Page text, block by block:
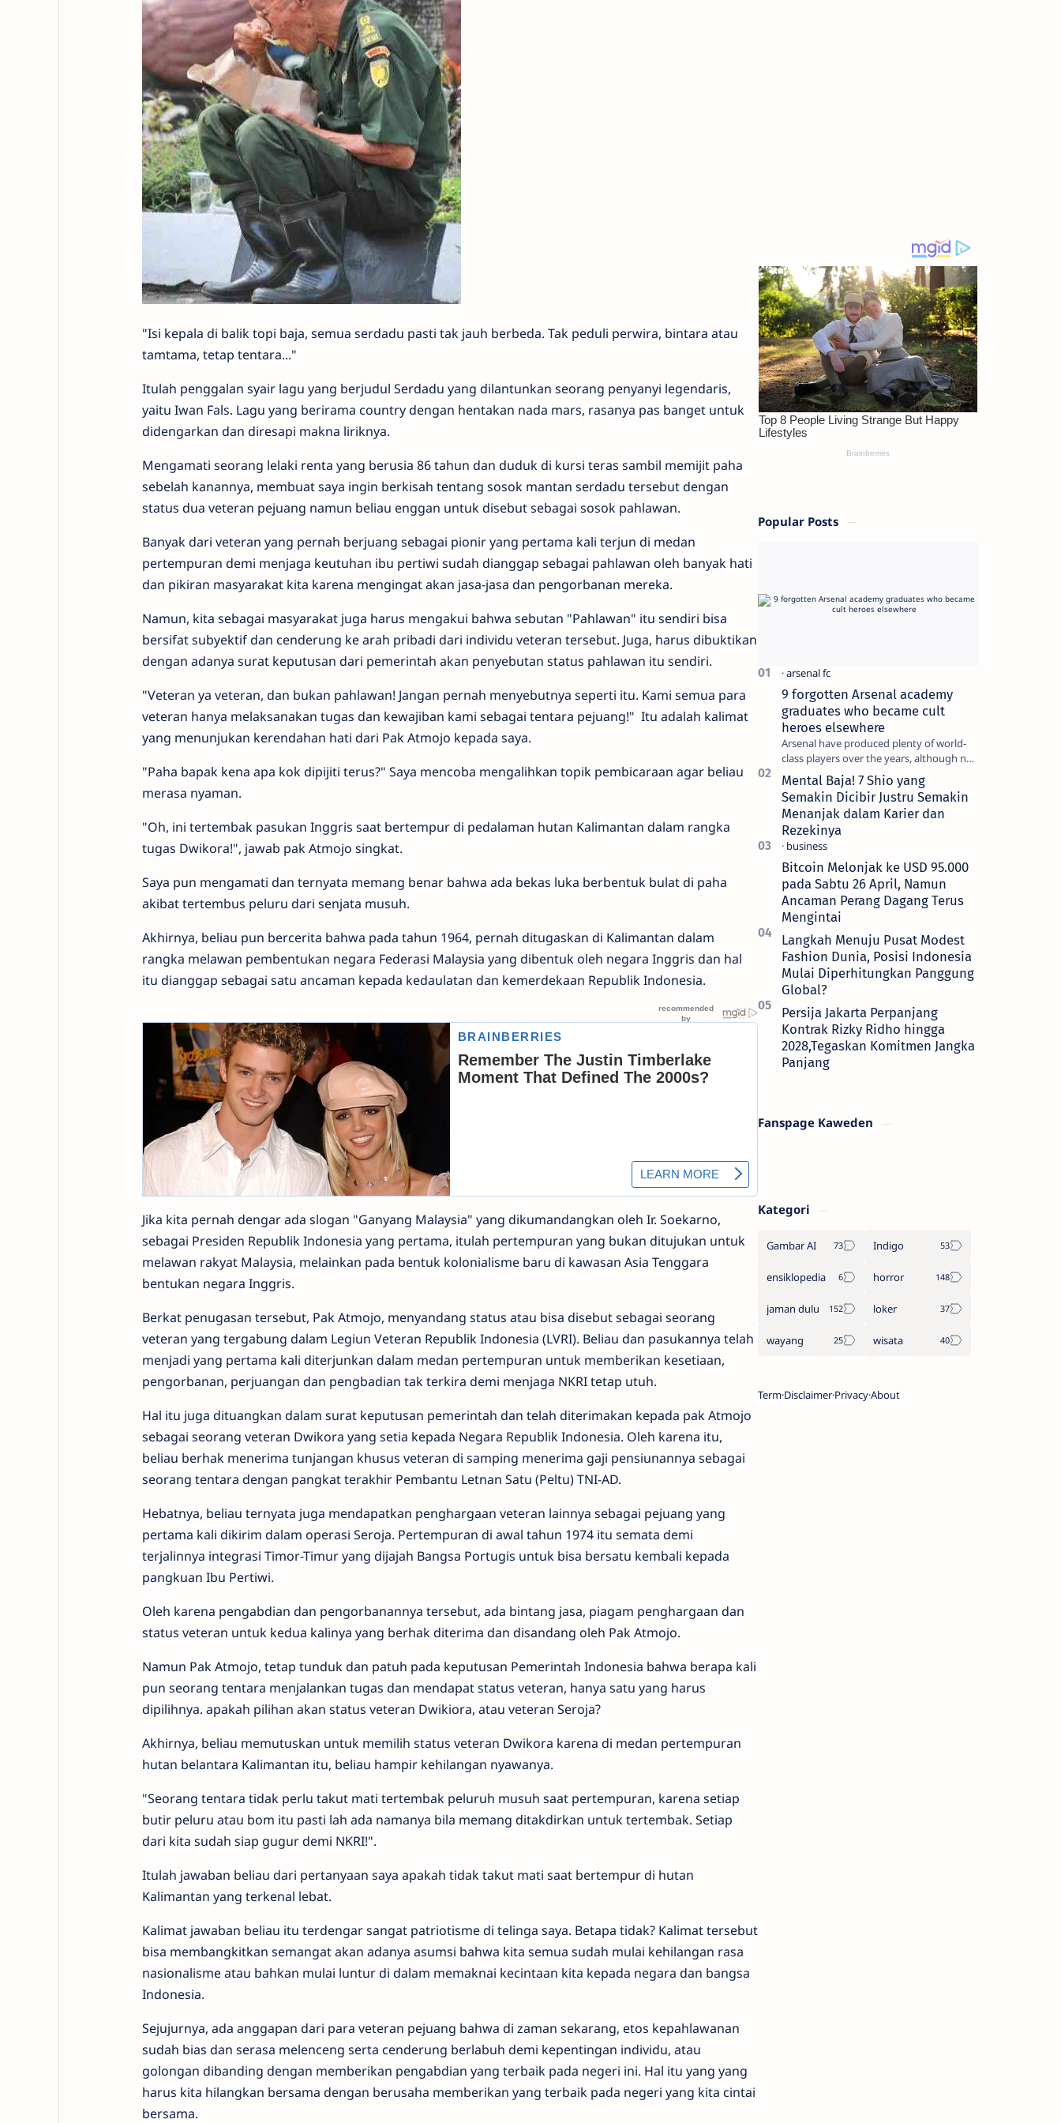
"Isi kepala di balik topi baja, semua serdadu pasti tak jauh berbeda. Tak peduli perwira, bintara atau
tamtama, tetap tentara..."
Itulah penggalan syair lagu yang berjudul Serdadu yang dilantunkan seorang penyanyi legendaris,
yaitu Iwan Fals. Lagu yang berirama country dengan hentakan nada mars, rasanya pas banget untuk
didengarkan dan diresapi makna liriknya.
Mengamati seorang lelaki renta yang berusia 86 tahun dan duduk di kursi teras sambil memijit paha
sebelah kanannya, membuat saya ingin berkisah tentang sosok mantan serdadu tersebut dengan
status dua veteran pejuang namun beliau enggan untuk disebut sebagai sosok pahlawan.
Banyak dari veteran yang pernah berjuang sebagai pionir yang pertama kali terjun di medan
pertempuran demi menjaga keutuhan ibu pertiwi sudah dianggap sebagai pahlawan oleh banyak hati
dan pikiran masyarakat kita karena mengingat akan jasa-jasa dan pengorbanan mereka.
Namun, kita sebagai masyarakat juga harus mengakui bahwa sebutan "Pahlawan" itu sendiri bisa
bersifat subyektif dan cenderung ke arah pribadi dari individu veteran tersebut. Juga, harus dibuktikan
dengan adanya surat keputusan dari pemerintah akan penyebutan status pahlawan itu sendiri.
"Veteran ya veteran, dan bukan pahlawan! Jangan pernah menyebutnya seperti itu. Kami semua para
veteran hanya melaksanakan tugas dan kewajiban kami sebagai tentara pejuang!" Itu adalah kalimat
yang menunjukan kerendahan hati dari Pak Atmojo kepada saya.
"Paha bapak kena apa kok dipijiti terus?" Saya mencoba mengalihkan topik pembicaraan agar beliau
merasa nyaman.
"Oh, ini tertembak pasukan Inggris saat bertempur di pedalaman hutan Kalimantan dalam rangka
tugas Dwikora!", jawab pak Atmojo singkat.
Saya pun mengamati dan ternyata memang benar bahwa ada bekas luka berbentuk bulat di paha
akibat tertembus peluru dari senjata musuh.
Akhirnya, beliau pun bercerita bahwa pada tahun 1964, pernah ditugaskan di Kalimantan dalam
rangka melawan pembentukan negara Federasi Malaysia yang dibentuk oleh negara Inggris dan hal
itu dianggap sebagai satu ancaman kepada kedaulatan dan kemerdekaan Republik Indonesia.
Jika kita pernah dengar ada slogan "Ganyang Malaysia" yang dikumandangkan oleh Ir. Soekarno,
sebagai Presiden Republik Indonesia yang pertama, itulah pertempuran yang bukan ditujukan untuk
melawan rakyat Malaysia, melainkan pada bentuk kolonialisme baru di kawasan Asia Tenggara
bentukan negara Inggris.
Berkat penugasan tersebut, Pak Atmojo, menyandang status atau bisa disebut sebagai seorang
veteran yang tergabung dalam Legiun Veteran Republik Indonesia (LVRI). Beliau dan pasukannya telah
menjadi yang pertama kali diterjunkan dalam medan pertempuran untuk memberikan kesetiaan,
pengorbanan, perjuangan dan pengbadian tak terkira demi menjaga NKRI tetap utuh.
Hal itu juga dituangkan dalam surat keputusan pemerintah dan telah diterimakan kepada pak Atmojo
sebagai seorang veteran Dwikora yang setia kepada Negara Republik Indonesia. Oleh karena itu,
beliau berhak menerima tunjangan khusus veteran di samping menerima gaji pensiunannya sebagai
seorang tentara dengan pangkat terakhir Pembantu Letnan Satu (Peltu) TNI-AD.
Hebatnya, beliau ternyata juga mendapatkan penghargaan veteran lainnya sebagai pejuang yang
pertama kali dikirim dalam operasi Seroja. Pertempuran di awal tahun 1974 itu semata demi
terjalinnya integrasi Timor-Timur yang dijajah Bangsa Portugis untuk bisa bersatu kembali kepada
pangkuan Ibu Pertiwi.
Oleh karena pengabdian dan pengorbanannya tersebut, ada bintang jasa, piagam penghargaan dan
status veteran untuk kedua kalinya yang berhak diterima dan disandang oleh Pak Atmojo.
Namun Pak Atmojo, tetap tunduk dan patuh pada keputusan Pemerintah Indonesia bahwa berapa kali
pun seorang tentara menjalankan tugas dan mendapat status veteran, hanya satu yang harus
dipilihnya. apakah pilihan akan status veteran Dwikiora, atau veteran Seroja?
Akhirnya, beliau memutuskan untuk memilih status veteran Dwikora karena di medan pertempuran
hutan belantara Kalimantan itu, beliau hampir kehilangan nyawanya.
"Seorang tentara tidak perlu takut mati tertembak peluruh musuh saat pertempuran, karena setiap
butir peluru atau bom itu pasti lah ada namanya bila memang ditakdirkan untuk tertembak. Setiap
dari kita sudah siap gugur demi NKRI!".
Itulah jawaban beliau dari pertanyaan saya apakah tidak takut mati saat bertempur di hutan
Kalimantan yang terkenal lebat.
Kalimat jawaban beliau itu terdengar sangat patriotisme di telinga saya. Betapa tidak? Kalimat tersebut
bisa membangkitkan semangat akan adanya asumsi bahwa kita semua sudah mulai kehilangan rasa
nasionalisme atau bahkan mulai luntur di dalam memaknai kecintaan kita kepada negara dan bangsa
Indonesia.
Sejujurnya, ada anggapan dari para veteran pejuang bahwa di zaman sekarang, etos kepahlawanan
sudah bias dan serasa melenceng serta cenderung berlabuh demi kepentingan individu, atau
golongan dibanding dengan memberikan pengabdian yang terbaik pada negeri ini. Hal itu yang yang
harus kita hilangkan bersama dengan berusaha memberikan yang terbaik pada negeri yang kita cintai
bersama.
Popular Posts
9 forgotten Arsenal academy
graduates who became cult
heroes elsewhere
Arsenal have produced plenty of world-
class players over the years, although not
all of them make the grade at the
Emirates. For every Tony Ada…
Mental Baja! 7 Shio yang
Semakin Dicibir Justru Semakin
Menanjak dalam Karier dan
Rezekinya
Bitcoin Melonjak ke USD 95.000
pada Sabtu 26 April, Namun
Ancaman Perang Dagang Terus
Mengintai
Langkah Menuju Pusat Modest
Fashion Dunia, Posisi Indonesia
Mulai Diperhitungkan Panggung
Global?
Persija Jakarta Perpanjang
Kontrak Rizky Ridho hingga
2028,Tegaskan Komitmen Jangka
Panjang
Fanspage Kaweden
Kategori
Gambar AI Indigo
ensiklopedia horror
jaman dulu loker
wayang wisata
TermDisclaimerPrivacyAbout